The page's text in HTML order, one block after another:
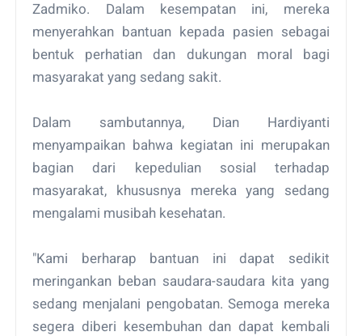
Zadmiko. Dalam kesempatan ini, mereka
menyerahkan bantuan kepada pasien sebagai
bentuk perhatian dan dukungan moral bagi
masyarakat yang sedang sakit.
Dalam sambutannya, Dian Hardiyanti
menyampaikan bahwa kegiatan ini merupakan
bagian dari kepedulian sosial terhadap
masyarakat, khususnya mereka yang sedang
mengalami musibah kesehatan.
"Kami berharap bantuan ini dapat sedikit
meringankan beban saudara-saudara kita yang
sedang menjalani pengobatan. Semoga mereka
segera diberi kesembuhan dan dapat kembali